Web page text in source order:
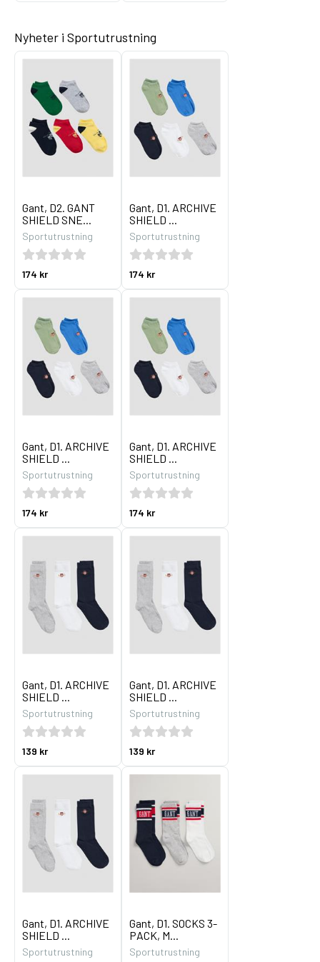
Nyheter i Sportutrustning
Gant, D2. GANT
SHIELD SNE...
Sportutrustning
174 kr
Gant, D1. ARCHIVE
SHIELD ...
Sportutrustning
174 kr
Gant, D1. ARCHIVE
SHIELD ...
Sportutrustning
174 kr
Gant, D1. ARCHIVE
SHIELD ...
Sportutrustning
174 kr
Gant, D1. ARCHIVE
SHIELD ...
Sportutrustning
139 kr
Gant, D1. ARCHIVE
SHIELD ...
Sportutrustning
139 kr
Gant, D1. ARCHIVE
SHIELD ...
Sportutrustning
Gant, D1. SOCKS 3-
PACK, M...
Sportutrustning